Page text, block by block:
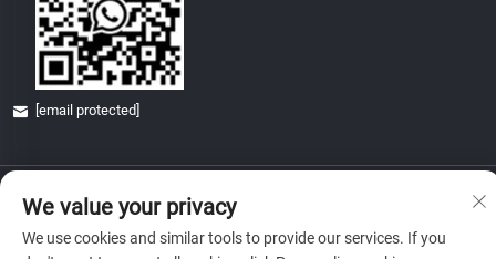
[email protected]
Telif Hakkı © 2026 China Glory & Achievement Suzhou Technology Co., Ltd.
Tüm hakları saklıdır.
Gizlilik Politikası
We value your privacy
We use cookies and similar tools to provide our services. If you